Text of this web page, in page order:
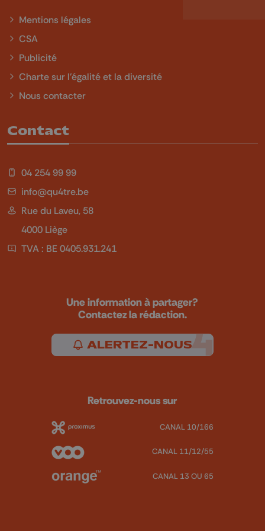
Mentions légales
CSA
Publicité
Charte sur l'égalité et la diversité
Nous contacter
Contact
04 254 99 99
info@qu4tre.be
Rue du Laveu, 58
4000 Liège
TVA : BE 0405.931.241
Une information à partager?
Contactez la rédaction.
ALERTEZ-NOUS
Retrouvez-nous sur
CANAL 10/166
CANAL 11/12/55
CANAL 13 OU 65